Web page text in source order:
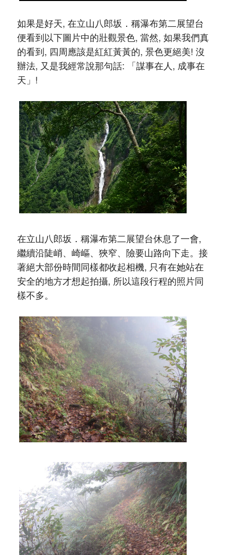
如果是好天, 在立山八郎坂．稱瀑布第二展望台
便看到以下圖片中的壯觀景色, 當然, 如果我們真
的看到, 四周應該是紅紅黃黃的, 景色更絕美! 沒
辦法, 又是我經常說那句話: 「謀事在人, 成事在
天」!
在立山八郎坂．稱瀑布第二展望台休息了一會,
繼續沿陡峭、崎嶇、狹窄、險要山路向下走。接
著絕大部份時間同樣都收起相機, 只有在她站在
安全的地方才想起拍攝, 所以這段行程的照片同
樣不多。